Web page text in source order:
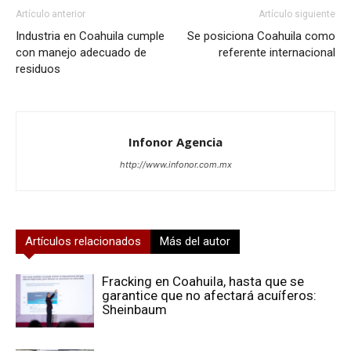
Artículo anterior
Industria en Coahuila cumple
con manejo adecuado de
residuos
Artículo siguiente
Se posiciona Coahuila como
referente internacional
Infonor Agencia
http://www.infonor.com.mx
Artículos relacionados Más del autor
Fracking en Coahuila, hasta que se
garantice que no afectará acuíferos:
Sheinbaum